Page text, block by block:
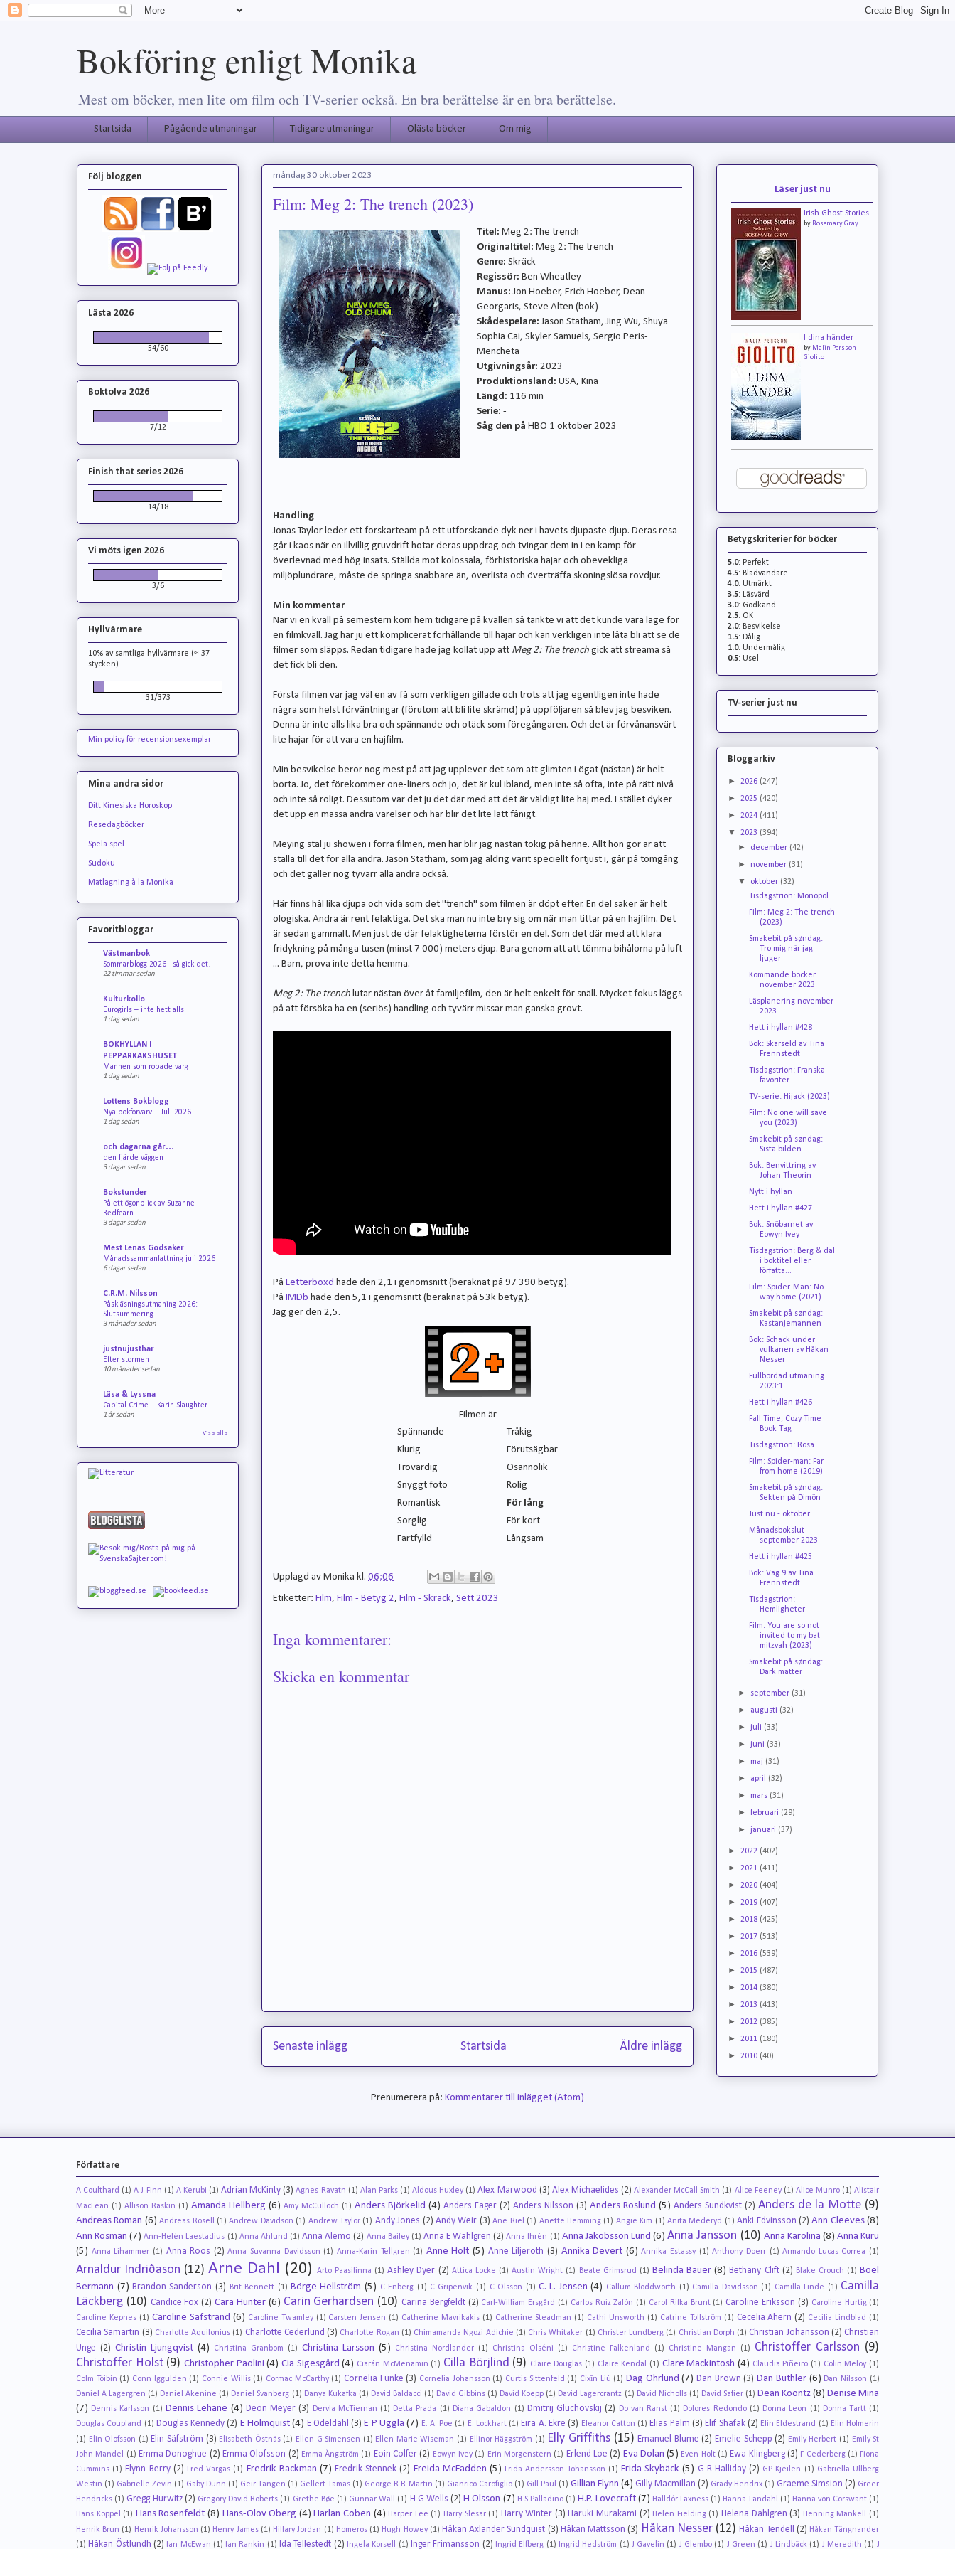
Bokföring enligt Monika
Mest om böcker, men lite om film och TV-serier också. En bra berättelse är en bra berättelse.
Startsida Pågående utmaningar Tidigare utmaningar Olästa böcker Om mig
måndag 30 oktober 2023
Film: Meg 2: The trench (2023)
Titel: Meg 2: The trench
Originaltitel: Meg 2: The trench
Genre: Skräck
Regissör: Ben Wheatley
Manus: Jon Hoeber, Erich Hoeber, Dean
Georgaris, Steve Alten (bok)
Skådespelare: Jason Statham, Jing Wu, Shuya
Sophia Cai, Skyler Samuels, Sergio Peris-
Mencheta
Utgivningsår: 2023
Produktionsland: USA, Kina
Längd: 116 min
Serie: -
Såg den på HBO 1 oktober 2023
Handling
Jonas Taylor leder ett forskarteam på ett utforskande dyk ner i havets djupaste djup. Deras resa
går i kaos när en illvillig gruvdrift hotar deras uppdrag och tvingar dem in i en kamp för
överlevnad med hög insats. Ställda mot kolossala, förhistoriska hajar och obevekliga
miljöplundrare, måste de springa snabbare än, överlista och överträffa skoningslösa rovdjur.
Min kommentar
När vi en kväll på semestern kom hem tidigare på kvällen så tänkte vi att det kunde vara läge för
en filmkväll. Jag har ju ett komplicerat förhållande till hajar och kan verkligen inte låta bli att se de
filmer som släpps. Redan tidigare hade jag kollat upp att Meg 2: The trench gick att streama så
det fick bli den.
Första filmen var jag väl en av få som verkligen gillade och trots att jag egentligen inte hade
några som helst förväntningar (förutom att bli lite skrämd) på uppföljaren så blev jag besviken.
Denna är inte alls lika bra och spännande och otäck som föregångaren. Och det är förvånansvärt
lite hajar för att vara en hajfilm.
Min besvikelse beror nog mest på att jag upplever det som att glimten i ögat (nästan) är helt
borta. Jo, det förekommer one-liners och jo, det är kul ibland, men inte så ofta, inte på rätt nivå
och inte så roligt. Dessutom var det ju det där med att det är väldigt lite haj med. I stället dyker
det upp en massa andra varelser och här blir det lite lätt fånigt.
Meying stal ju showen i förra filmen, men här blir jag nästan tokig på henne. Allt hon gör är att
ställa till det för alla andra. Jason Statham, som jag aldrig varit speciellt förtjust i, går på tomgång
och det gäller nog tyvärr alla andra också.
Här finns hål lika djupa och vida som det "trench" som filmen är döpt efter. En del saker är helt
ologiska. Andra är rent felaktiga. Det ska man nu inte bry sig om när man tittar på en hajfilm. Det
är sedan gammalt. Men just de där felaktigheterna förstör en del. Som det där med att klara
fridykning på många tusen (minst 7 000) meters djup. Bara genom att att tömma bihålorna på luft
... Barn, prova inte detta hemma.
Meg 2: The trench lutar nästan över åt familjefilm, den är helt enkelt för snäll. Mycket fokus läggs
på att försöka ha en (seriös) handling och tyvärr missar man ganska grovt.
På Letterboxd hade den 2,1 i genomsnitt (beräknat på 97 390 betyg).
På IMDb hade den 5,1 i genomsnitt (beräknat på 53k betyg).
Jag ger den 2,5.
Filmen är
Spännande
Tråkig
Klurig
Förutsägbar
Trovärdig
Osannolik
Snyggt foto
Rolig
Romantisk
För lång
Sorglig
För kort
Fartfylld
Långsam
Upplagd av Monika kl. 06:06
Etiketter: Film, Film - Betyg 2, Film - Skräck, Sett 2023
Inga kommentarer:
Skicka en kommentar
Senaste inlägg Äldre inlägg
Startsida
Prenumerera på: Kommentarer till inlägget (Atom)
Följ bloggen
Lästa 2026
54/60
Boktolva 2026
7/12
Finish that series 2026
14/18
Vi möts igen 2026
3/6
Hyllvärmare
10% av samtliga hyllvärmare (≈ 37
stycken)
31/373
Min policy för recensionsexemplar
Mina andra sidor
Ditt Kinesiska Horoskop
Resedagböcker
Spela spel
Sudoku
Matlagning à la Monika
Favoritbloggar
Västmanbok
Sommarblogg 2026 - så gick det!
22 timmar sedan
Kulturkollo
Eurogirls – inte hett alls
1 dag sedan
BOKHYLLAN I
PEPPARKAKSHUSET
Mannen som ropade varg
1 dag sedan
Lottens Bokblogg
Nya bokförvärv – Juli 2026
1 dag sedan
och dagarna går…
den fjärde väggen
3 dagar sedan
Bokstunder
På ett ögonblick av Suzanne
Redfearn
3 dagar sedan
Mest Lenas Godsaker
Månadssammanfattning juli 2026
6 dagar sedan
C.R.M. Nilsson
Påskläsningsutmaning 2026:
Slutsummering
3 månader sedan
justnujusthar
Efter stormen
10 månader sedan
Läsa & Lyssna
Capital Crime – Karin Slaughter
1 år sedan
Visa alla
Läser just nu
Irish Ghost Stories
by Rosemary Gray
I dina händer
by Malin Persson
Giolito
Betygskriterier för böcker
5.0: Perfekt
4.5: Bladvändare
4.0: Utmärkt
3.5: Läsvärd
3.0: Godkänd
2.5: OK
2.0: Besvikelse
1.5: Dålig
1.0: Undermålig
0.5: Usel
TV-serier just nu
Bloggarkiv
► 2026 (247)
► 2025 (420)
► 2024 (411)
▼ 2023 (394)
► december (42)
► november (31)
▼ oktober (32)
Tisdagstrion: Monopol
Film: Meg 2: The trench
(2023)
Smakebit på søndag:
Tro mig när jag
ljuger
Kommande böcker
november 2023
Läsplanering november
2023
Hett i hyllan #428
Bok: Skärseld av Tina
Frennstedt
Tisdagstrion: Franska
favoriter
TV-serie: Hijack (2023)
Film: No one will save
you (2023)
Smakebit på søndag:
Sista bilden
Bok: Benvittring av
Johan Theorin
Nytt i hyllan
Hett i hyllan #427
Bok: Snöbarnet av
Eowyn Ivey
Tisdagstrion: Berg & dal
i boktitel eller
författa...
Film: Spider-Man: No
way home (2021)
Smakebit på søndag:
Kastanjemannen
Bok: Schack under
vulkanen av Håkan
Nesser
Fullbordad utmaning
2023:1
Hett i hyllan #426
Fall Time, Cozy Time
Book Tag
Tisdagstrion: Rosa
Film: Spider-man: Far
from home (2019)
Smakebit på søndag:
Sekten på Dimön
Just nu - oktober
Månadsbokslut
september 2023
Hett i hyllan #425
Bok: Väg 9 av Tina
Frennstedt
Tisdagstrion:
Hemligheter
Film: You are so not
invited to my bat
mitzvah (2023)
Smakebit på søndag:
Dark matter
► september (31)
► augusti (32)
► juli (33)
► juni (33)
► maj (31)
► april (32)
► mars (31)
►februari (29)
► januari (37)
► 2022 (402)
► 2021 (411)
► 2020 (404)
► 2019 (407)
► 2018 (425)
► 2017 (513)
► 2016 (539)
► 2015 (487)
► 2014 (380)
► 2013 (413)
► 2012 (385)
► 2011 (180)
► 2010 (40)
Författare
A Coulthard (1) A J Finn (1) A Kerubi (1) Adrian McKinty (3) Agnes Ravatn (1) Alan Parks (1) Aldous Huxley (1) Alex Marwood (3) Alex Michaelides (2) Alexander McCall Smith (1) Alice Feeney (1) Alice Munro (1) Alistair
MacLean (1) Allison Raskin (1) Amanda Hellberg (6) Amy McCulloch (1) Anders Björkelid (4) Anders Fager (2) Anders Nilsson (3) Anders Roslund (5) Anders Sundkvist (2) Anders de la Motte (9)
Andreas Roman (6) Andreas Rosell (1) Andrew Davidson (1) Andrew Taylor (1) Andy Jones (2) Andy Weir (3) Ane Riel (1) Anette Hemming (1) Angie Kim (1) Anita Mederyd (1) Anki Edvinsson (2) Ann Cleeves (8)
Ann Rosman (7) Ann-Helén Laestadius (1) Anna Ahlund (1) Anna Alemo (2) Anna Bailey (1) Anna E Wahlgren (2) Anna Ihrén (1) Anna Jakobsson Lund (6) Anna Jansson (10) Anna Karolina (8) Anna Kuru
(5) Anna Lihammer (1) Anna Roos (2) Anna Suvanna Davidsson (1) Anna-Karin Tellgren (1) Anne Holt (5) Anne Liljeroth (3) Annika Devert (6) Annika Estassy (1) Anthony Doerr (1) Armando Lucas Correa (1)
Arnaldur Indriðason (12) Arne Dahl (20) Arto Paasilinna (1) Ashley Dyer (2) Attica Locke (1) Austin Wright (1) Beate Grimsrud (1) Belinda Bauer (8) Bethany Clift (2) Blake Crouch (1) Boel
Bermann (7) Brandon Sanderson (3) Brit Bennett (1) Börge Hellström (5) C Enberg (1) C Gripenvik (1) C Olsson (1) C. L. Jensen (4) Callum Bloddworth (1) Camilla Davidsson (1) Camilla Linde (1) Camilla
Läckberg (10) Candice Fox (2) Cara Hunter (6) Carin Gerhardsen (10) Carina Bergfeldt (2) Carl-William Ersgård (1) Carlos Ruiz Zafón (1) Carol Rifka Brunt (1) Caroline Eriksson (3) Caroline Hurtig (1)
Caroline Kepnes (1) Caroline Säfstrand (6) Caroline Twamley (1) Carsten Jensen (1) Catherine Mavrikakis (1) Catherine Steadman (1) Cathi Unsworth (1) Catrine Tollström (1) Cecelia Ahern (2) Cecilia Lindblad (1)
Cecilia Samartin (3) Charlotte Aquilonius (1) Charlotte Cederlund (3) Charlotte Rogan (1) Chimamanda Ngozi Adichie (1) Chris Whitaker (1) Christer Lundberg (1) Christian Dorph (1) Christian Johansson (2) Christian
Unge (2) Christin Ljungqvist (4) Christina Granbom (1) Christina Larsson (5) Christina Nordlander (1) Christina Olséni (1) Christine Falkenland (1) Christine Mangan (1) Christoffer Carlsson (9)
Christoffer Holst (9) Christopher Paolini (4) Cia Sigesgård (4) Ciarán McMenamin (1) Cilla Börjlind (9) Claire Douglas (1) Claire Kendal (1) Clare Mackintosh (4) Claudia Piñeiro (1) Colin Meloy (1)
Colm Tóibín (1) Conn Iggulden (1) Connie Willis (1) Cormac McCarthy (1) Cornelia Funke (3) Cornelia Johansson (1) Curtis Sittenfeld (1) Cíxīn Liú (1) Dag Öhrlund (7) Dan Brown (3) Dan Buthler (6) Dan Nilsson (1)
Daniel A Lagergren (1) Daniel Akenine (1) Daniel Svanberg (1) Danya Kukafka (1) David Baldacci (1) David Gibbins (1) David Koepp (1) David Lagercrantz (1) David Nicholls (1) David Safier (1) Dean Koontz (8) Denise Mina
(7) Dennis Karlsson (1) Dennis Lehane (4) Deon Meyer (3) Dervla McTiernan (1) Detta Prada (1) Diana Gabaldon (1) Dmitrij Gluchovskij (2) Do van Ranst (1) Dolores Redondo (1) Donna Leon (1) Donna Tartt (1)
Douglas Coupland (1) Douglas Kennedy (2) E Holmquist (4) E Odeldahl (3) E P Uggla (7) E. A. Poe (1) E. Lockhart (1) Eira A. Ekre (3) Eleanor Catton (1) Elias Palm (3) Elif Shafak (2) Elin Eldestrand (1) Elin Holmerin
(1) Elin Olofsson (1) Elin Säfström (3) Elisabeth Östnäs (1) Ellen G Simensen (1) Ellen Marie Wiseman (1) Ellinor Häggström (1) Elly Griffiths (15) Emanuel Blume (2) Emelie Schepp (2) Emily Herbert (1) Emily St
John Mandel
(1) Emma Donoghue (2) Emma Olofsson (2) Emma Ångström (1) Eoin Colfer (2) Eowyn Ivey (1) Erin Morgenstern (1) Erlend Loe (2) Eva Dolan (5) Even Holt (1) Ewa Klingberg (3) F Cederberg (1) Fiona
Cummins (1) Flynn Berry (2) Fred Vargas (1) Fredrik Backman (7) Fredrik Stennek (2) Freida McFadden (5) Frida Andersson Johansson (1) Frida Skybäck (5) G R Halliday (2) GP Kjeilen (1) Gabriella Ullberg
Westin (1) Gabrielle Zevin (1) Gaby Dunn (1) Geir Tangen (1) Gellert Tamas (1) George R R Martin (1) Gianrico Carofiglio (1) Gill Paul (1) Gillian Flynn (4) Gilly Macmillan (2) Grady Hendrix (1) Graeme Simsion (2) Greer
Hendricks (1) Gregg Hurwitz (2) Gregory David Roberts (1) Grethe Bøe (1) Gunnar Wall (1) H G Wells (2) H Olsson (7) H S Palladino (1) H.P. Lovecraft (7) Halldór Laxness (1) Hanna Landahl (1) Hanna von Corswant (1)
Hans Koppel
(1) Hans Rosenfeldt (8) Hans-Olov Öberg (4) Harlan Coben (4) Harper Lee (1) Harry Slesar (1) Harry Winter (3) Haruki Murakami (2) Helen Fielding (1) Helena Dahlgren (3) Henning Mankell
(1)
Henrik Brun (1) Henrik Johansson (1) Henry James (1) Hillary Jordan (1) Homeros (1) Hugh Howey (1) Håkan Axlander Sundquist (3) Håkan Mattsson (3) Håkan Nesser (12) Håkan Tendell (2) Håkan Tängnander
(1) Håkan Östlundh (2) Ian McEwan (1) Ian Rankin (1) Ida Tellestedt (2) Ingela Korsell (1) Inger Frimansson (2) Ingrid Elfberg (1) Ingrid Hedström (1) J Gavelin (1) J Glembo (1) J Green (1) J Lindbäck (1) J Meredith (1) J